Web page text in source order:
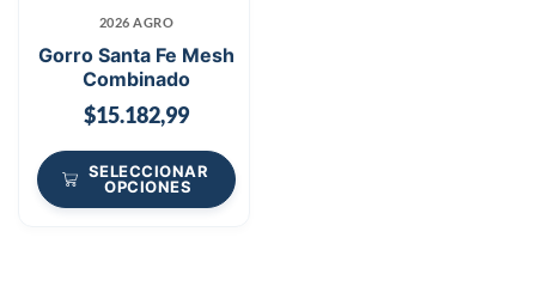
2026 AGRO
Gorro Santa Fe Mesh
Combinado
$15.182,99
SELECCIONAR
OPCIONES